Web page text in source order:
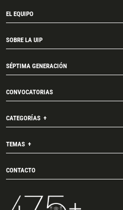
EL EQUIPO
SOBRE LA UIP
SÉPTIMA GENERACIÓN
CONVOCATORIAS
CATEGORÍAS
TEMAS
CONTACTO